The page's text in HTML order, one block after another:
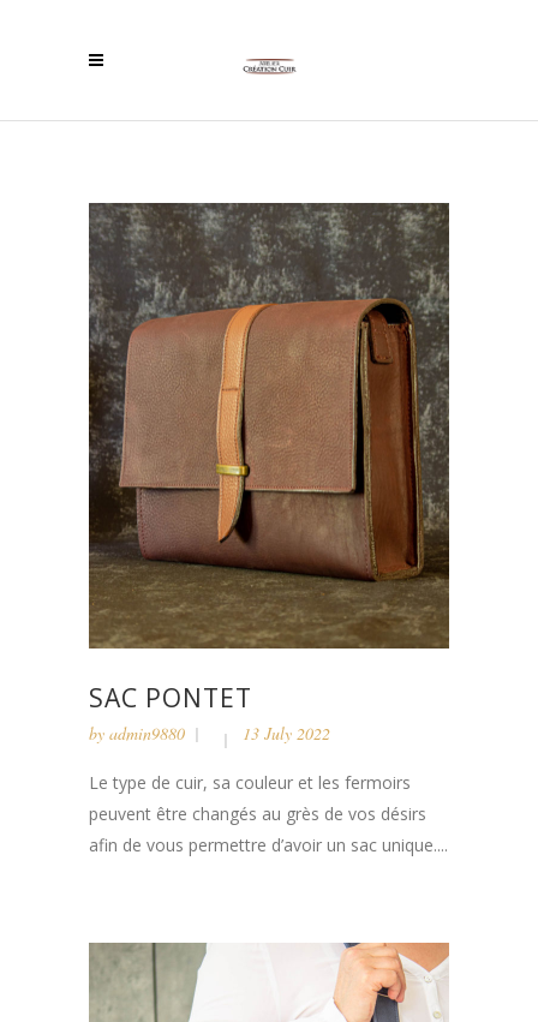
SAC PONTET
by admin9880 13 July 2022
Le type de cuir, sa couleur et les fermoirs
peuvent être changés au grès de vos désirs
afin de vous permettre d’avoir un sac unique....